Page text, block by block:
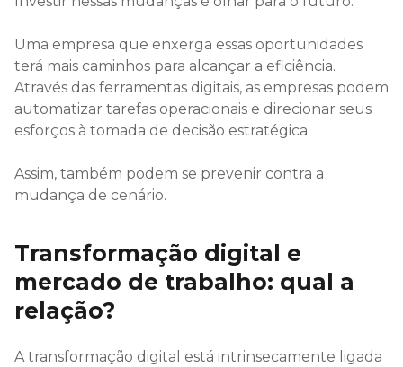
Uma empresa que enxerga essas oportunidades
terá mais caminhos para alcançar a eficiência.
Através das ferramentas digitais, as empresas podem
automatizar tarefas operacionais e direcionar seus
esforços à tomada de decisão estratégica.
Assim, também podem se prevenir contra a
mudança de cenário.
Transformação digital e
mercado de trabalho: qual a
relação?
A transformação digital está intrinsecamente ligada